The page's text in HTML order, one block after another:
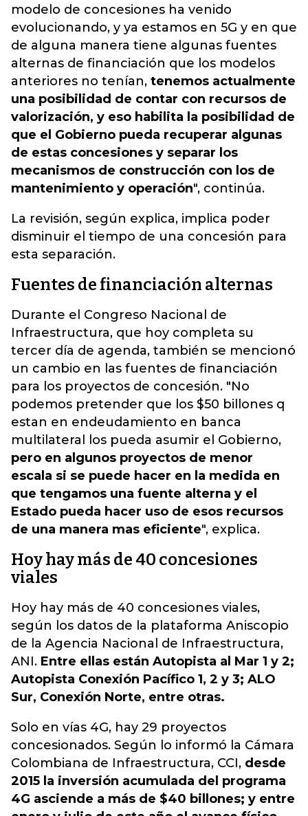
modelo de concesiones ha venido
evolucionando, y ya estamos en 5G y en que
de alguna manera tiene algunas fuentes
alternas de financiación que los modelos
anteriores no tenían, tenemos actualmente
una posibilidad de contar con recursos de
valorización, y eso habilita la posibilidad de
que el Gobierno pueda recuperar algunas
de estas concesiones y separar los
mecanismos de construcción con los de
mantenimiento y operación", continúa.
La revisión, según explica, implica poder
disminuir el tiempo de una concesión para
esta separación.
Fuentes de financiación alternas
Durante el Congreso Nacional de
Infraestructura, que hoy completa su
tercer día de agenda, también se mencionó
un cambio en las fuentes de financiación
para los proyectos de concesión. "No
podemos pretender que los $50 billones q
estan en endeudamiento en banca
multilateral los pueda asumir el Gobierno,
pero en algunos proyectos de menor
escala si se puede hacer en la medida en
que tengamos una fuente alterna y el
Estado pueda hacer uso de esos recursos
de una manera mas eficiente", explica.
Hoy hay más de 40 concesiones
viales
Hoy hay más de 40 concesiones viales,
según los datos de la plataforma Aniscopio
de la Agencia Nacional de Infraestructura,
ANI. Entre ellas están Autopista al Mar 1 y 2;
Autopista Conexión Pacífico 1, 2 y 3; ALO
Sur, Conexión Norte, entre otras.
Solo en vías 4G, hay 29 proyectos
concesionados. Según lo informó la Cámara
Colombiana de Infraestructura, CCI, desde
2015 la inversión acumulada del programa
4G asciende a más de $40 billones; y entre